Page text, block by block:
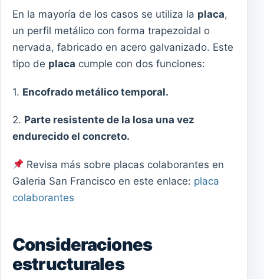
En la mayoría de los casos se utiliza la placa,
un perfil metálico con forma trapezoidal o
nervada, fabricado en acero galvanizado. Este
tipo de placa cumple con dos funciones:
1. Encofrado metálico temporal.
2. Parte resistente de la losa una vez
endurecido el concreto.
Revisa más sobre placas colaborantes en
Galeria San Francisco en este enlace: placa
colaborantes
Consideraciones
estructurales